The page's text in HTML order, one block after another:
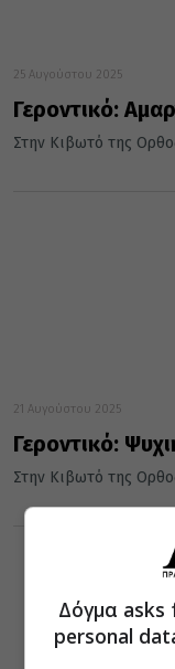
25 Αυγούστου 2025
Γεροντικό:
Στην Κιβωτό της
21 Αυγούστου 2025
Γεροντικό:
Στην Κιβωτό της
Δόγμα asks
personal